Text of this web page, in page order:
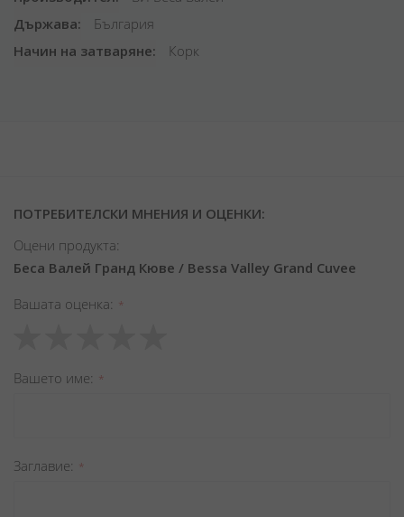
Държава
България
Начин на затваряне
Корк
ПОТРЕБИТЕЛСКИ МНЕНИЯ И ОЦЕНКИ:
Оцени продукта:
Беса Валей Гранд Кюве / Bessa Valley Grand Cuvee
Вашата оценка
star
stars
stars
stars
stars
Вашето име
Заглавиe